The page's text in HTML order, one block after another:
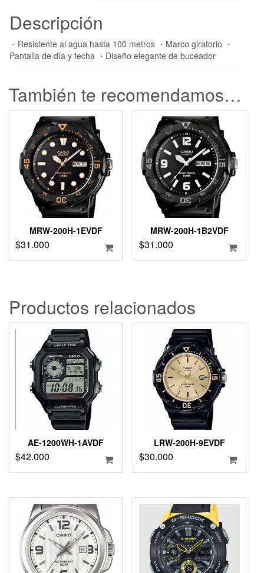
Descripción
・Resistente al agua hasta 100 metros ・Marco giratorio ・
Pantalla de día y fecha ・Diseño elegante de buceador
También te recomendamos…
MRW-200H-1EVDF
$31.000
MRW-200H-1B2VDF
$31.000
Productos relacionados
AE-1200WH-1AVDF
$42.000
LRW-200H-9EVDF
$30.000